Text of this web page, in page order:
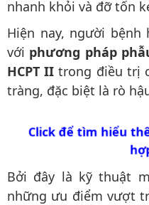
nhanh khỏi và đỡ tốn
Hiện nay, người
với phương pháp
HCPT II trong điều trị
tràng, đặc biệt là rò
Click để tìm hiểu
Bởi đây là kỹ thuật
những ưu điểm vượt